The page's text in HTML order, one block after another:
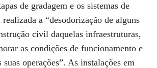
de gradagem e os sistemas de
a “desodorização de alguns
civil daquelas infraestruturas,
as condições de funcionamento e
suas operações”. As instalações em